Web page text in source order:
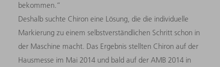
bekommen.“
Deshalb suchte Chiron eine Lösung, die die individuelle
Markierung zu einem selbstverständlichen Schritt schon in
der Maschine macht. Das Ergebnis stellten Chiron auf der
Hausmesse im Mai 2014 und bald auf der AMB 2014 in